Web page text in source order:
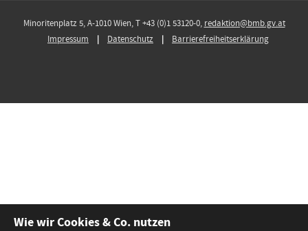
Minoritenplatz 5, A-1010 Wien, T +43 (0)1 53120-0, redaktion@bmb.gv.at
Impressum
Datenschutz Barrierefreiheitserklärung
Wie wir Cookies & Co. nutzen